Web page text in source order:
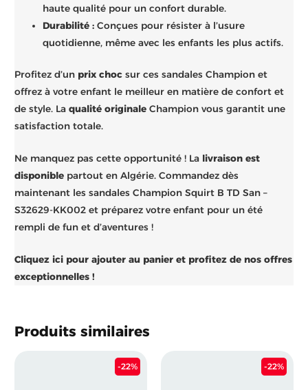
haute qualité pour un confort durable.
Durabilité : Conçues pour résister à l’usure
quotidienne, même avec les enfants les plus actifs.
Profitez d’un prix choc sur ces sandales Champion et
offrez à votre enfant le meilleur en matière de confort et
de style. Laqualité originale Champion vous garantit une
satisfaction totale.
Ne manquez pas cette opportunité ! La livraison est
disponible partout en Algérie. Commandez dès
maintenant les sandales Champion Squirt B TD San –
S32629-KK002 et préparez votre enfant pour un été
rempli de fun et d’aventures !
Cliquez ici pour ajouter au panier et profitez de nos offres
exceptionnelles !
Produits similaires
-22%
Le
prix
-22%
Le
prix